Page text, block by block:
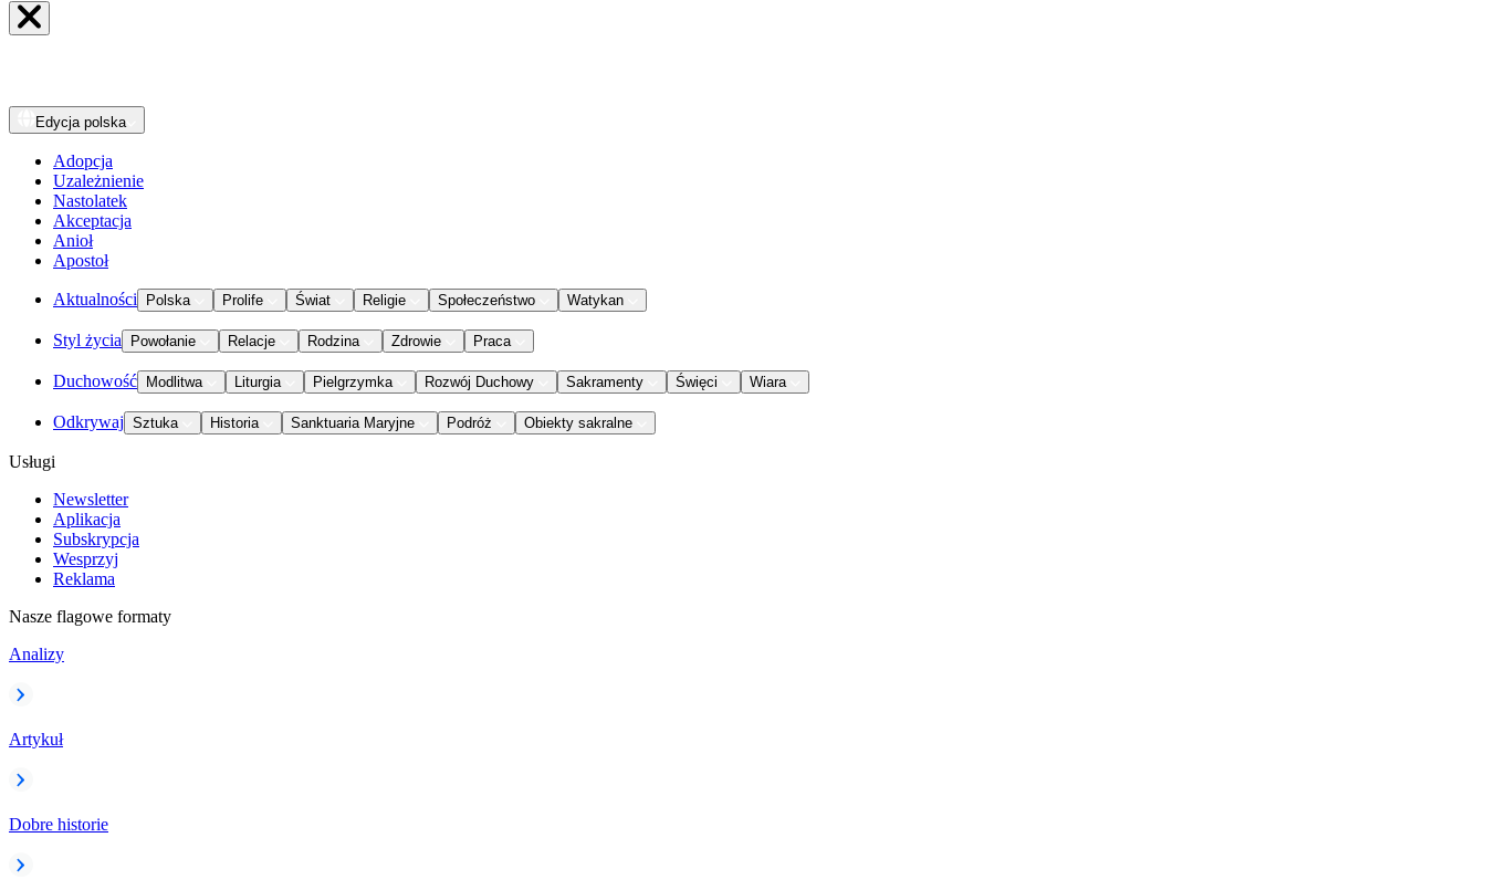
Edycja polska
Adopcja
Uzależnienie
Nastolatek
Akceptacja
Anioł
Apostoł
Aktualności Polska Prolife Świat Religie Społeczeństwo Watykan
Styl życia Powołanie Relacje Rodzina Zdrowie Praca
Duchowość Modlitwa Liturgia Pielgrzymka Rozwój Duchowy Sakramenty Święci Wiara
Odkrywaj Sztuka Historia Sanktuaria Maryjne Podróż Obiekty sakralne
Usługi
Newsletter
Aplikacja
Subskrypcja
Wesprzyj
Reklama
Nasze flagowe formaty
Analizy
Artykuł
Dobre historie